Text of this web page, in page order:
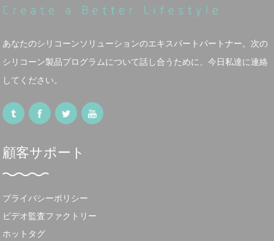
あなたのシリコーンソリューションのエキスパートパートナー。次の
シリコーン製品プログラムについて話し合うために、今日私達に連絡
してください。
顧客サポート
プライバシーポリシー
ビデオ監査ファクトリー
ホットタグ